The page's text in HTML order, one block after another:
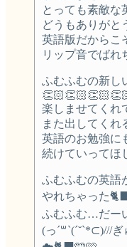
とっても素敵な
どうもありがと
英語版だからこ
リップ音でばれ
ふむふむの新し
楽しませてくれ
また出してく
英語のお勉強に
続けていってほ
ふむふむの英語
やれちゃった
ふむふむ…だー
(っ´꒳`(´˘`*⊂)///ぎ